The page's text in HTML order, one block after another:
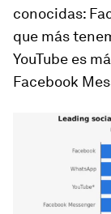
conocidas:
que más
YouTube es
Facebook